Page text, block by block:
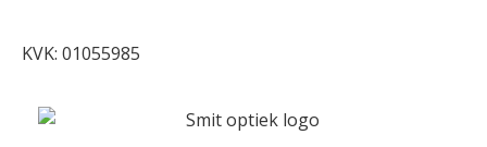
KVK: 01055985